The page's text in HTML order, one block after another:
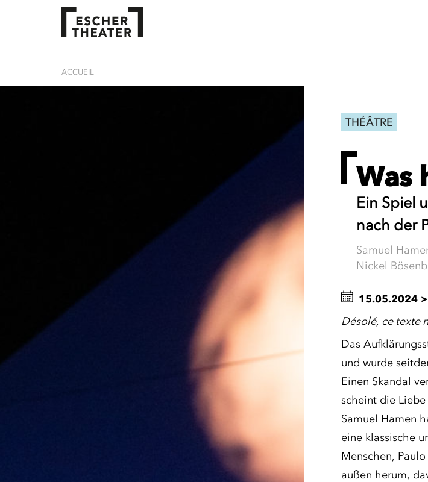
ACCUEIL
THÉÂTRE
Was
Ein Spiel
nach der
Samuel
Nickel
15.05.2024 >
Désolé, ce texte
Das
und wurde
Einen Skandal
scheint die
Samuel Hamen
eine klassische
Menschen,
außen herum,